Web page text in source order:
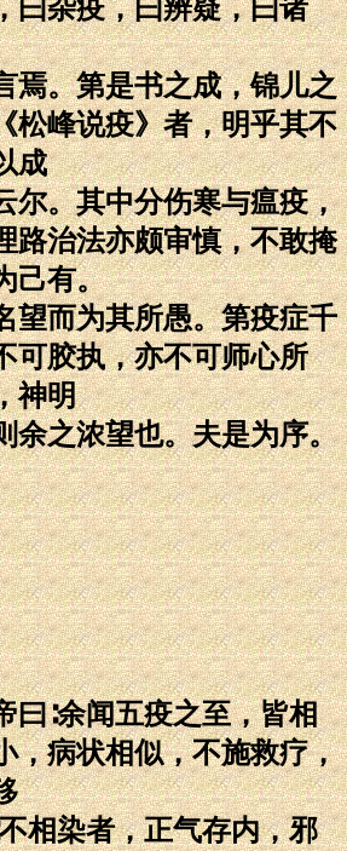
曰杂疫，曰辨疑，曰诸
焉。第是书之成，锦儿之
松峰说疫》者，明乎其不
成
尔。其中分伤寒与瘟疫，
路治法亦颇审慎，不敢掩
己有。
望而为其所愚。第疫症千
可胶执，亦不可师心所
神明
余之浓望也。夫是为序。
曰∶余闻五疫之至，皆相
，病状相似，不施救疗，
相染者，正气存内，邪